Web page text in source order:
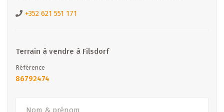
B IMMOBILIER
Tél. : +352 26 81 13 99
Découvrez nos offres : www.b-immobilier.lu
+352 621 551 171
Terrain à vendre à Filsdorf
Référence
86792474